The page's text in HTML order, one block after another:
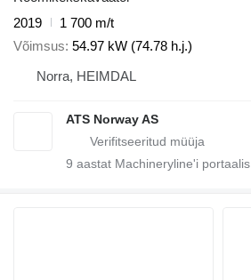
2019
1 700 m/t
Võimsus 54.97 kW (74.78 h.j.)
Norra, HEIMDAL
ATS Norway AS
9 aastat Machineryline'i portaalis